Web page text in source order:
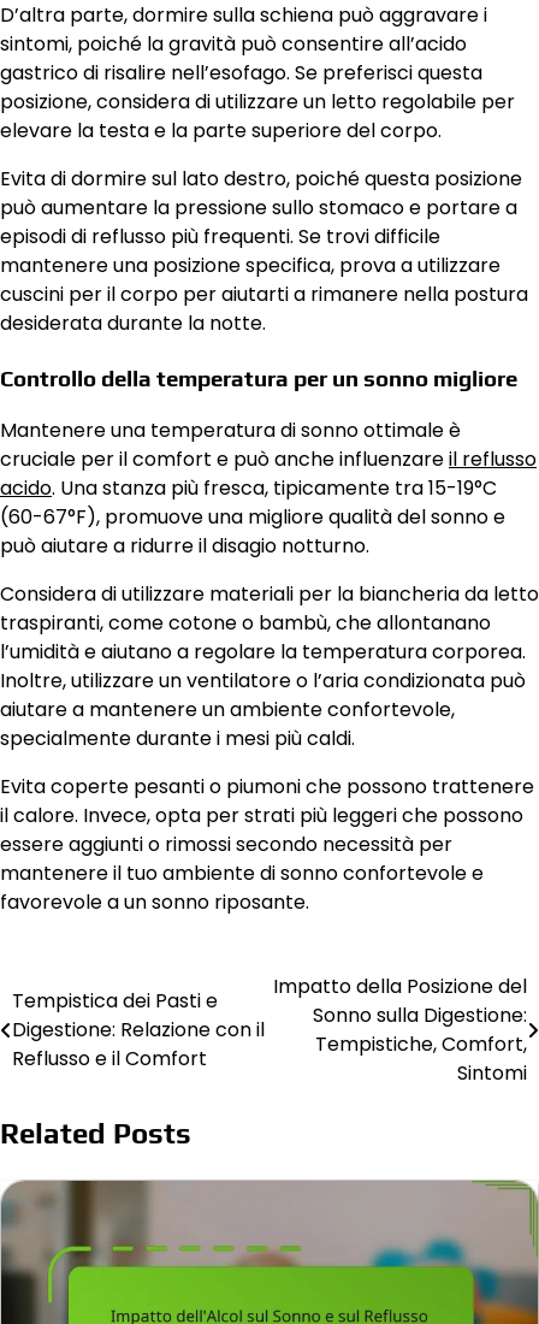
D’altra parte, dormire sulla schiena può aggravare i
sintomi, poiché la gravità può consentire all’acido
gastrico di risalire nell’esofago. Se preferisci questa
posizione, considera di utilizzare un letto regolabile per
elevare la testa e la parte superiore del corpo.
Evita di dormire sul lato destro, poiché questa posizione
può aumentare la pressione sullo stomaco e portare a
episodi di reflusso più frequenti. Se trovi difficile
mantenere una posizione specifica, prova a utilizzare
cuscini per il corpo per aiutarti a rimanere nella postura
desiderata durante la notte.
Controllo della temperatura per un sonno migliore
Mantenere una temperatura di sonno ottimale è
cruciale per il comfort e può anche influenzareil reflusso
acido. Una stanza più fresca, tipicamente tra 15-19°C
(60-67°F), promuove una migliore qualità del sonno e
può aiutare a ridurre il disagio notturno.
Considera di utilizzare materiali per la biancheria da letto
traspiranti, come cotone o bambù, che allontanano
l’umidità e aiutano a regolare la temperatura corporea.
Inoltre, utilizzare un ventilatore o l’aria condizionata può
aiutare a mantenere un ambiente confortevole,
specialmente durante i mesi più caldi.
Evita coperte pesanti o piumoni che possono trattenere
il calore. Invece, opta per strati più leggeri che possono
essere aggiunti o rimossi secondo necessità per
mantenere il tuo ambiente di sonno confortevole e
favorevole a un sonno riposante.
Post
navigation
Tempistica dei Pasti e
Digestione: Relazione con il
Reflusso e il Comfort
Impatto della Posizione del
Sonno sulla Digestione:
Tempistiche, Comfort,
Sintomi
Related Posts